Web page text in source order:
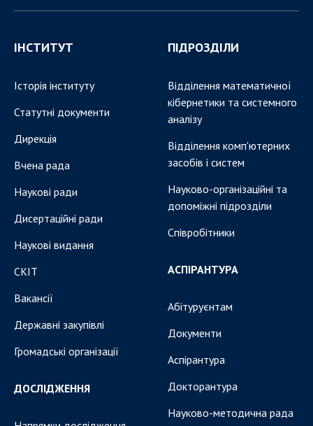
ІНСТИТУТ
Історія інституту
Статутні документи
Дирекція
Вчена рада
Наукові ради
Дисертаційні ради
Наукові видання
СКІТ
Вакансії
Державні закупівлі
Громадські організації
ДОСЛІДЖЕННЯ
ПІДРОЗДІЛИ
Відділення математичної
кібернетики та системного
аналізу
Відділення комп'ютерних
засобів і систем
Науково-організаційні та
допоміжні підрозділи
Співробітники
АСПІРАНТУРА
Абітуруєнтам
Документи
Аспірантура
Докторантура
Науково-методична рада